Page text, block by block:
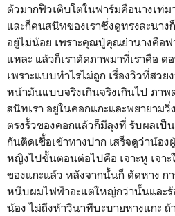
ตัวมากฟิวเติบโตในฟาร์มคือนางเท่
และก็คนสนิทของเราซึ่งดูทรงละนาง
อยู่ไม่น้อย เพราะคุณปู่คุณย่านางคือฟ
แหละ แล้วก็เราตัดภาพมาที่เราคือ ต
เพราะแบบทำไรไม่ถูก เรื่องวิวที่สว
หน้ามันแบบจริงเกินจริงเกินไป ภาพ
สนิทเรา อยู่ในคอกแกะและพยายาม
ตรงรั้วของคอกแล้วก็มีลุงที่ รับผลเป็
กันติดเชื้อเข้าทางปาก เสร็จดูว่าน้อ
หญิงไปขั้นตอนต่อไปคือ เจาะหู เจาะ
ของแกะแล้ว หลังจากนั้นก็ ตัดหาง ก
หนีบผมไฟฟ้าอะแต่ใหญ่กว่านั้นและ
น้อง ไม่ถึงห้าวินาทีบะบายหางแกะ